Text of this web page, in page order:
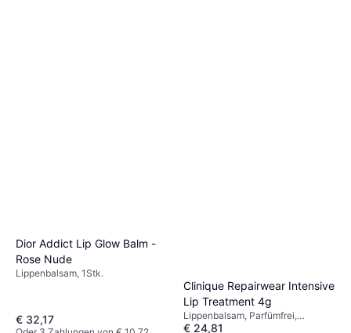
Dior Addict Lip Glow Balm -
Rose Nude
Lippenbalsam, 1Stk.
€ 32,17
Clinique Repairwear Intensive
Lip Treatment 4g
Lippenbalsam, Parfümfrei,
Sheabutter, Antioxidantien,
€ 24,81